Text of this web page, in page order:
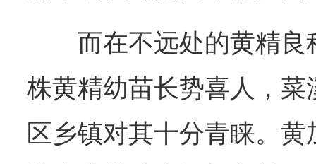
而在不远处的黄精良
株黄精幼苗长势喜人，
区乡镇对其十分青睐。